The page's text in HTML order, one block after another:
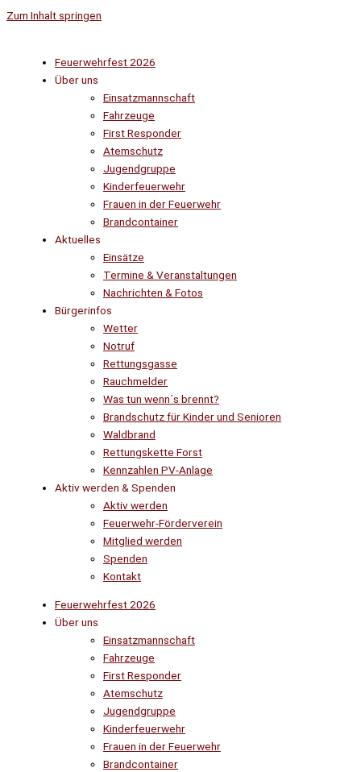
Zum Inhalt springen
Feuerwehrfest 2026
Über uns
Einsatzmannschaft
Fahrzeuge
First Responder
Atemschutz
Jugendgruppe
Kinderfeuerwehr
Frauen in der Feuerwehr
Brandcontainer
Aktuelles
Einsätze
Termine & Veranstaltungen
Nachrichten & Fotos
Bürgerinfos
Wetter
Notruf
Rettungsgasse
Rauchmelder
Was tun wenn´s brennt?
Brandschutz für Kinder und Senioren
Waldbrand
Rettungskette Forst
Kennzahlen PV-Anlage
Aktiv werden & Spenden
Aktiv werden
Feuerwehr-Förderverein
Mitglied werden
Spenden
Kontakt
Feuerwehrfest 2026
Über uns
Einsatzmannschaft
Fahrzeuge
First Responder
Atemschutz
Jugendgruppe
Kinderfeuerwehr
Frauen in der Feuerwehr
Brandcontainer